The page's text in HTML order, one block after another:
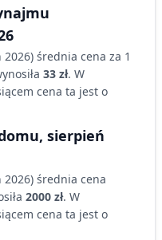
2026) średnia cena za 1
33 zł. W
cena ta jest o
, sierpień
2026) średnia cena
2000 zł. W
cena ta jest o